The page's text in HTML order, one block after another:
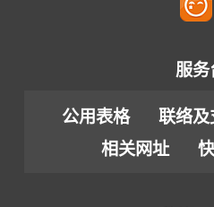
服务
公用表格 联络及
相关网址